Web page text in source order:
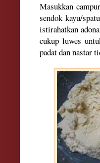
Masukkan
sendok kayu/
istirahatkan
cukup luwes
padat dan nastar